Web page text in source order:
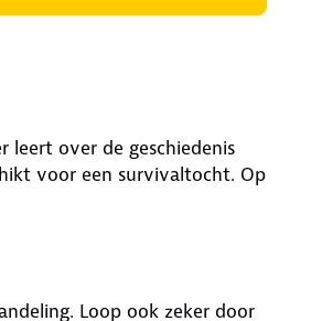
leert over de geschiedenis
voor een survivaltocht. Op
Loop ook zeker door